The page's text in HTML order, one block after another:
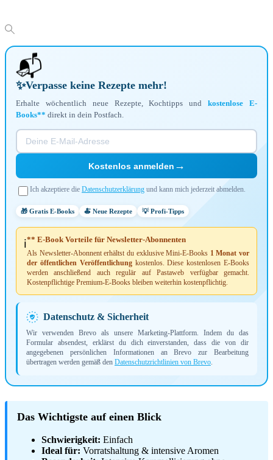
📬
✨Verpasse keine Rezepte mehr!
Erhalte wöchentlich neue Rezepte, Kochtipps undkostenlose E-
Books** direkt in dein Postfach.
Kostenlos anmelden →
Ich akzeptiere die Datenschutzerklärung und kann mich jederzeit abmelden.
🎁 Gratis E-Books 🍝 Neue Rezepte 💡 Profi-Tipps
ℹ️** E-Book Vorteile für Newsletter-Abonnenten
Als Newsletter-Abonnent erhältst du exklusive Mini-E-Books 1 Monat vor
der öffentlichen Veröffentlichungkostenlos. Diese kostenlosen E-Books
werden anschließend auch regulär auf Pastaweb verfügbar gemacht.
Kostenpflichtige Premium-E-Books bleiben weiterhin kostenpflichtig.
Datenschutz & Sicherheit
Wir verwenden Brevo als unsere Marketing-Plattform. Indem du das
Formular absendest, erklärst du dich einverstanden, dass die von dir
angegebenen persönlichen Informationen an Brevo zur Bearbeitung
übertragen werden gemäß den Datenschutzrichtlinien von Brevo.
Das Wichtigste auf einen Blick
Schwierigkeit: Einfach
Ideal für: Vorratshaltung & intensive Aromen